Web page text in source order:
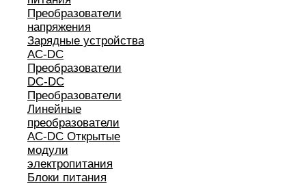
Преобразователи
напряжения
Зарядные устройства
AC-DC
Преобразователи
DC-DC
Преобразователи
Линейные
преобразователи
AC-DC Открытые
модули
электропитания
Блоки питания